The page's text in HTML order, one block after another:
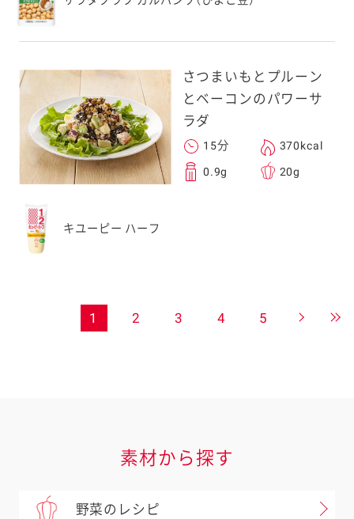
さつまいもとプルーン
とベーコンのパワーサ
ラダ
15分 370kcal
0.9g 20g
キユーピー ハーフ
1 2 3 4 5
素材から探す
野菜のレシピ